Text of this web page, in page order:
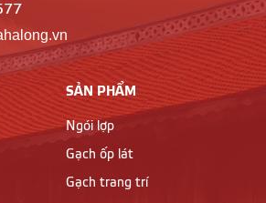
SẢN PHẨM
Ngói lợp
Gạch ốp lát
Gạch trang trí